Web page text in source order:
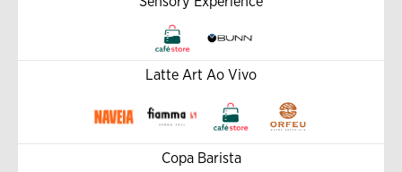
Latte Art Ao Vivo
Copa Barista